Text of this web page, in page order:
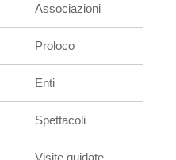
Associazioni
Proloco
Enti
Spettacoli
Visite guidate